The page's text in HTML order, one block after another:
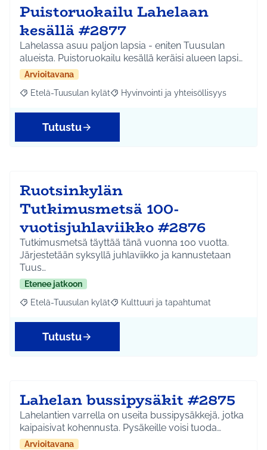
Puistoruokailu Lahelaan
kesällä #2877
Lahelassa asuu paljon lapsia - eniten Tuusulan
alueista. Puistoruokailu kesällä keräisi alueen lapsi…
Arvioitavana
Rajaa tulokset aihepiirin mukaan: Etelä-Tuusulan kylät
Etelä-Tuusulan kylät Rajaa tulokset teeman mukaan:
Hyvinvointi ja yhteisöllisyys
Tutustu
Ruotsinkylän
Tutkimusmetsä 100-
vuotisjuhlaviikko #2876
Tutkimusmetsä täyttää tänä vuonna 100 vuotta.
Järjestetään syksyllä juhlaviikko ja kannustetaan
Tuus…
Etenee jatkoon
Rajaa tulokset aihepiirin mukaan: Etelä-Tuusulan kylät
Etelä-Tuusulan kylät Rajaa tulokset teeman mukaan:
Kulttuuri ja tapahtumat
Tutustu
Lahelan bussipysäkit #2875
Lahelantien varrella on useita bussipysäkkejä, jotka
kaipaisivat kohennusta. Pysäkeille voisi tuoda…
Arvioitavana